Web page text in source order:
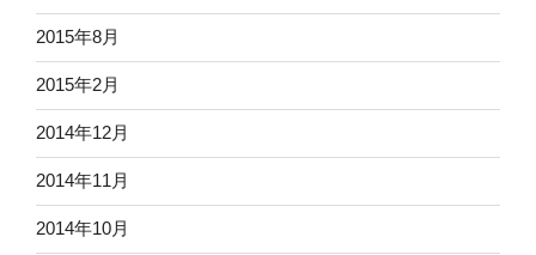
2015年8月
2015年2月
2014年12月
2014年11月
2014年10月